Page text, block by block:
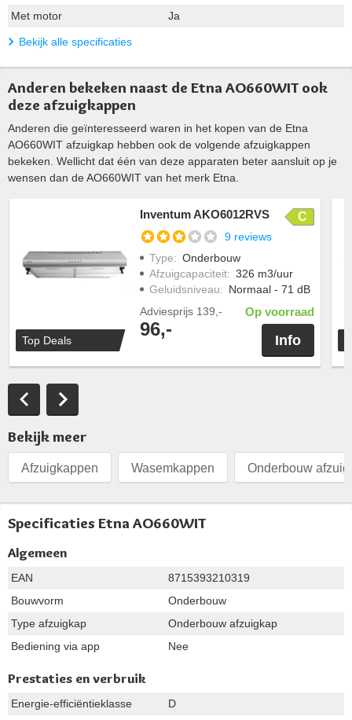
Met motor
Ja
Bekijk alle specificaties
Anderen bekeken naast de Etna AO660WIT ook
deze afzuigkappen
Anderen die geïnteresseerd waren in het kopen van de Etna
AO660WIT afzuigkap hebben ook de volgende afzuigkappen
bekeken. Wellicht dat één van deze apparaten beter aansluit op je
wensen dan de AO660WIT van het merk Etna.
Top Deals
Inventum AKO6012RVS C
9 reviews
Type: Onderbouw
Afzuigcapaciteit: 326 m3/uur
Geluidsniveau: Normaal - 71 dB
Adviesprijs 139,-
96,-
Op voorraad
Info
Bekijk meer
Afzuigkappen Wasemkappen Onderbouw
Specificaties Etna AO660WIT
Algemeen
EAN
8715393210319
Bouwvorm
Onderbouw
Type afzuigkap
Onderbouw afzuigkap
Bediening via app
Nee
Prestaties en verbruik
Energie-efficiëntieklasse D